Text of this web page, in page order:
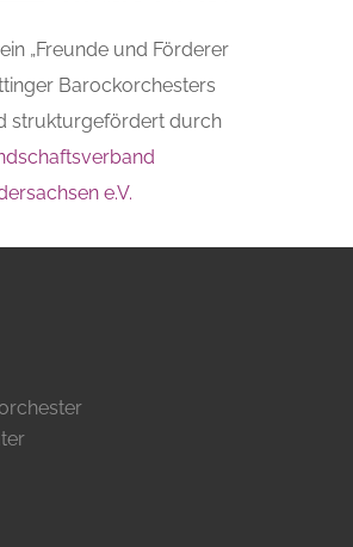
„Freunde und Förderer
Barockorchesters
strukturgefördert durch
e.V.